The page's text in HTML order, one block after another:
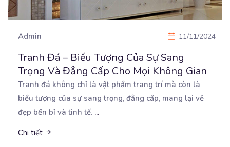
Admin 11/11/2024
Tranh Đá – Biểu Tượng Của Sự Sang
Trọng Và Đẳng Cấp Cho Mọi Không Gian
Tranh đá không chỉ là vật phẩm trang trí mà còn là
biểu tượng của sự sang trọng, đẳng cấp, mang lại vẻ
đẹp bền bỉ và tinh tế. ...
Chi tiết